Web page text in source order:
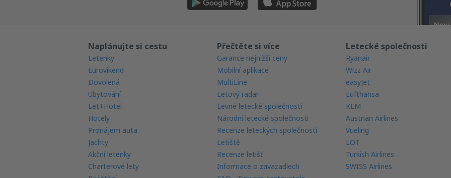
Naplánujte si cestu
Letenky
Eurovíkend
Dovolená
Ubytování
Let+Hotel
Hotely
Pronájem auta
Jachty
Akční letenky
Charterové lety
Přečtěte si více
Garance nejnižší ceny
Mobilní aplikace
MultiLine
Letový radar
Levné letecké společnosti
Národní letecké společnosti
Recenze leteckých společností
Letiště
Recenze letišť
Informace o zavazadlech
Letecké společnosti
Ryanair
Wizz Air
easyJet
Lufthansa
KLM
Austrian Airlines
Vueling
LOT
Turkish Airlines
SWISS Airlines